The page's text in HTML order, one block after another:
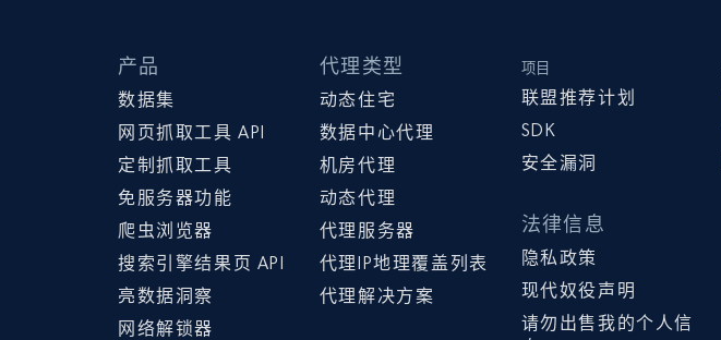
产品
数据集
网页抓取工具 API
定制抓取工具
免服务器功能
爬虫浏览器
搜索引擎结果页 API
亮数据洞察
网络解锁器
代理类型
动态住宅
数据中心代理
机房代理
动态代理
代理服务器
代理IP地理覆盖列表
代理解决方案
项目
联盟推荐计划
SDK
安全漏洞
法律信息
隐私政策
现代奴役声明
请勿出售我的个人信